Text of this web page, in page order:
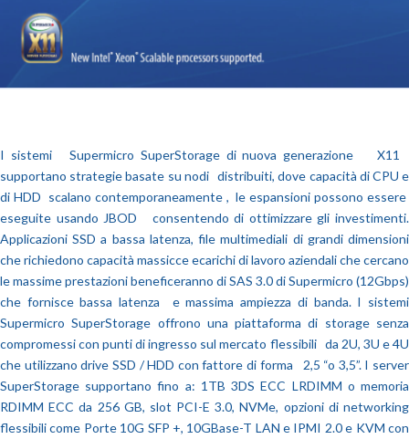
I sistemi Supermicro SuperStorage di nuova generazione X11
supportano strategie basate su nodi distribuiti, dove capacità di CPU e
di HDD scalano contemporaneamente , le espansioni possono essere
eseguite usando JBOD consentendo di ottimizzare gli investimenti.
Applicazioni SSD a bassa latenza, file multimediali di grandi dimensioni
che richiedono capacità massicce ecarichi di lavoro aziendali che cercano
le massime prestazioni beneficeranno di SAS 3.0 di Supermicro (12Gbps)
che fornisce bassa latenza e massima ampiezza di banda. I sistemi
Supermicro SuperStorage offrono una piattaforma di storage senza
compromessi con punti di ingresso sul mercato flessibili da 2U, 3U e 4U
che utilizzano drive SSD / HDD con fattore di forma 2,5 “o 3,5”. I server
SuperStorage supportano fino a: 1TB 3DS ECC LRDIMM o memoria
RDIMM ECC da 256 GB, slot PCI-E 3.0, NVMe, opzioni di networking
flessibili come Porte 10G SFP +, 10GBase-T LAN e IPMI 2.0 e KVM con